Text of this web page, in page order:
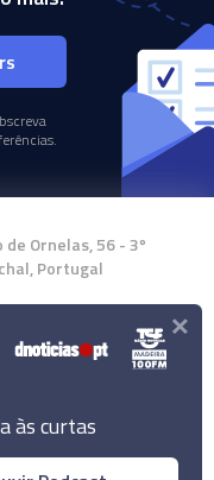
de Ornelas, 56 - 3º
Portugal
às curtas
×